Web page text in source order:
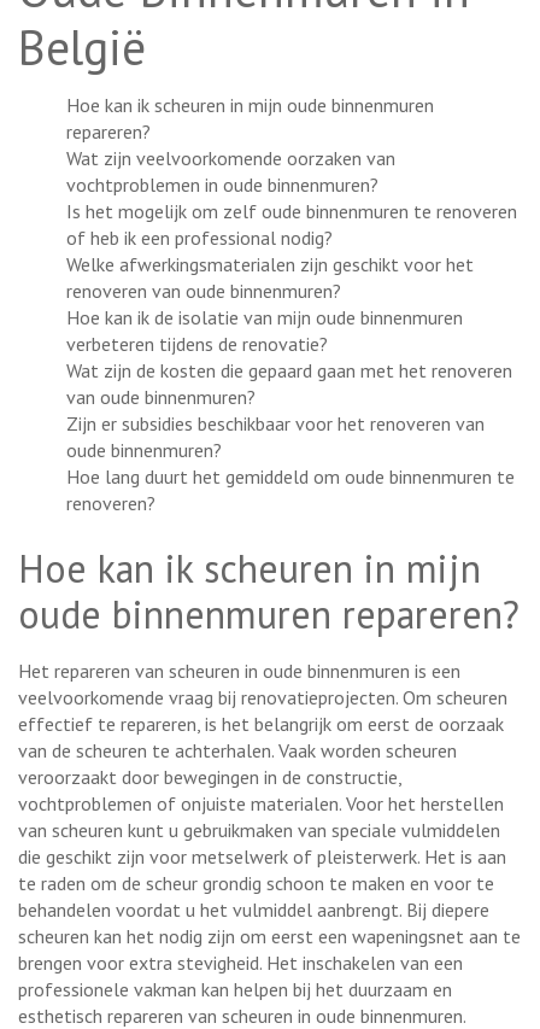
België
Hoe kan ik scheuren in mijn oude binnenmuren
repareren?
Wat zijn veelvoorkomende oorzaken van
vochtproblemen in oude binnenmuren?
Is het mogelijk om zelf oude binnenmuren te renoveren
of heb ik een professional nodig?
Welke afwerkingsmaterialen zijn geschikt voor het
renoveren van oude binnenmuren?
Hoe kan ik de isolatie van mijn oude binnenmuren
verbeteren tijdens de renovatie?
Wat zijn de kosten die gepaard gaan met het renoveren
van oude binnenmuren?
Zijn er subsidies beschikbaar voor het renoveren van
oude binnenmuren?
Hoe lang duurt het gemiddeld om oude binnenmuren te
renoveren?
Hoe kan ik scheuren in mijn
oude binnenmuren repareren?
Het repareren van scheuren in oude binnenmuren is een
veelvoorkomende vraag bij renovatieprojecten. Om scheuren
effectief te repareren, is het belangrijk om eerst de oorzaak
van de scheuren te achterhalen. Vaak worden scheuren
veroorzaakt door bewegingen in de constructie,
vochtproblemen of onjuiste materialen. Voor het herstellen
van scheuren kunt u gebruikmaken van speciale vulmiddelen
die geschikt zijn voor metselwerk of pleisterwerk. Het is aan
te raden om de scheur grondig schoon te maken en voor te
behandelen voordat u het vulmiddel aanbrengt. Bij diepere
scheuren kan het nodig zijn om eerst een wapeningsnet aan te
brengen voor extra stevigheid. Het inschakelen van een
professionele vakman kan helpen bij het duurzaam en
esthetisch repareren van scheuren in oude binnenmuren.